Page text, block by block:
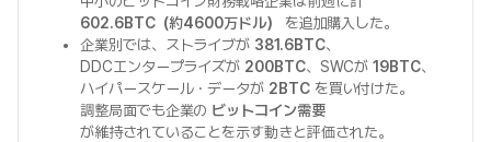
602.6BTC（約4600万ドル）
を追加購入した。
企業別では、ストライブが 381.6BTC、
DDCエンタープライズが 200BTC、SWCが19BTC、
ハイパースケール・データが 2BTCを買い付けた。
調整局面でも企業の ビットコイン需要
が維持されていることを示す動きと評価された。